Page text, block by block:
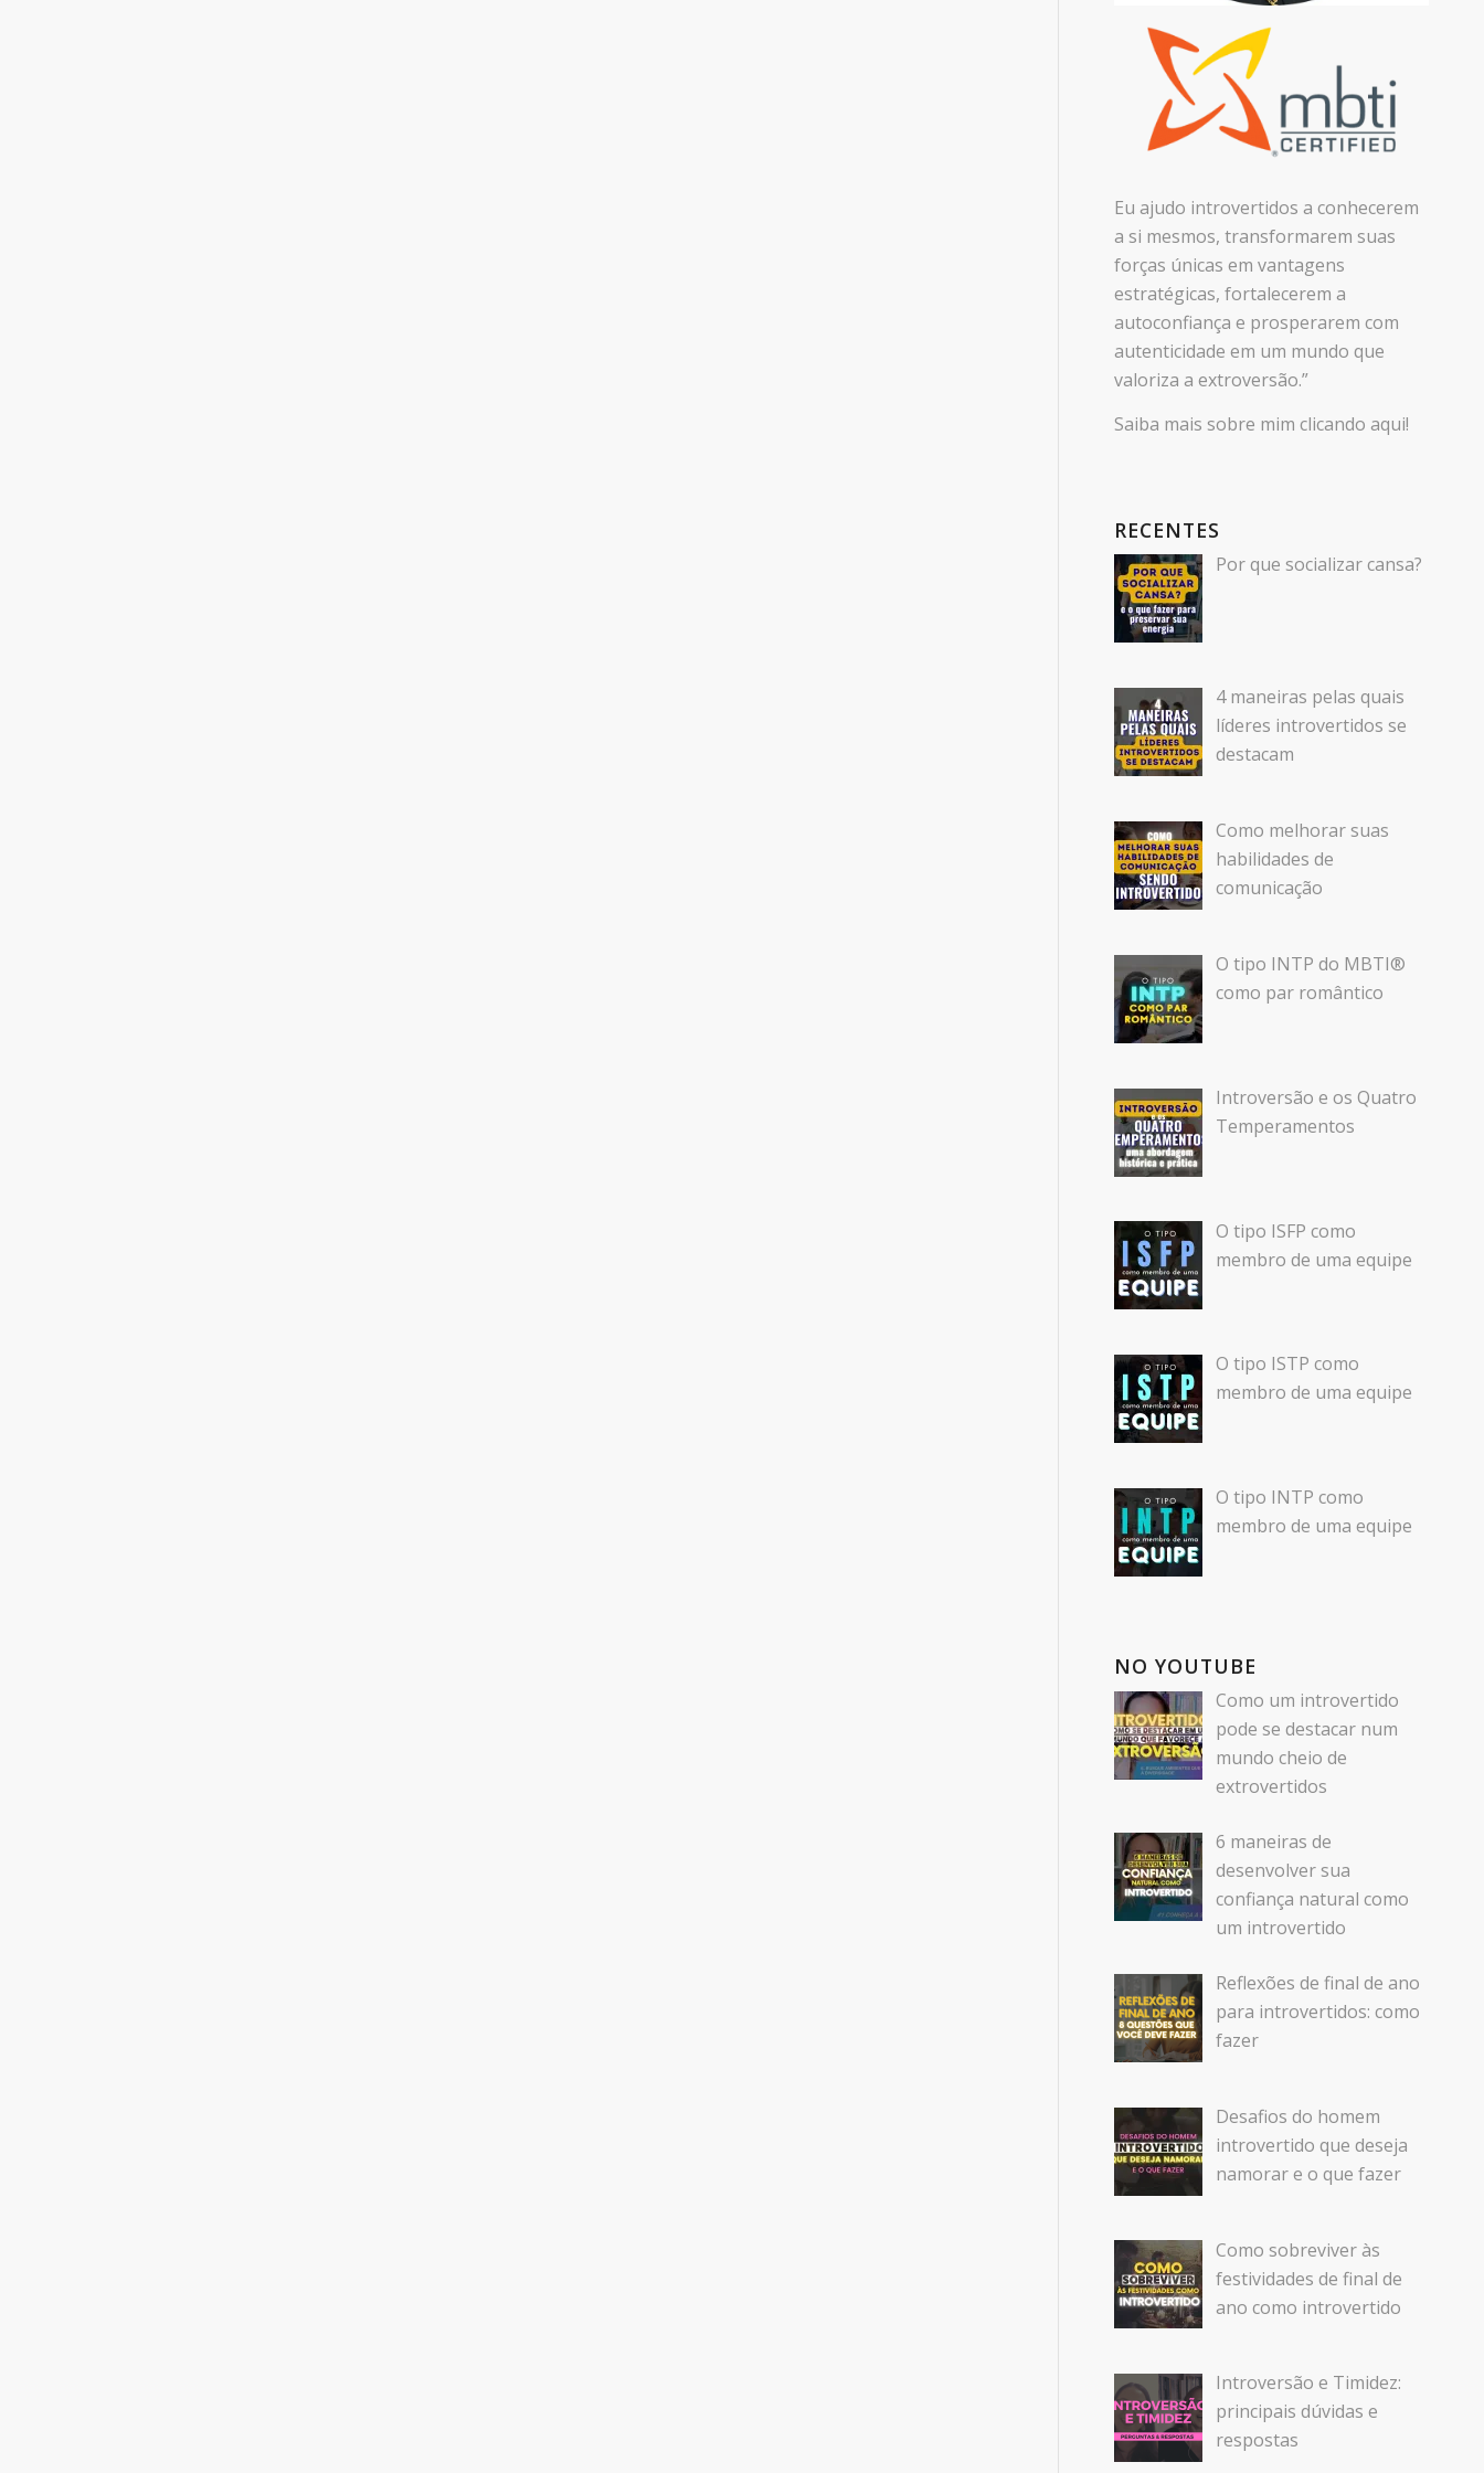
Eu ajudo introvertidos a conhecerem
a si mesmos, transformarem suas
forças únicas em vantagens
estratégicas, fortalecerem a
autoconfiança e prosperarem com
autenticidade em um mundo que
valoriza a extroversão.”
Saiba mais sobre mim clicando aqui!
RECENTES
Por que socializar cansa?
4 maneiras pelas quais
líderes introvertidos se
destacam
Como melhorar suas
habilidades de
comunicação
O tipo INTP do MBTI®
como par romântico
Introversão e os Quatro
Temperamentos
O tipo ISFP como
membro de uma equipe
O tipo ISTP como
membro de uma equipe
O tipo INTP como
membro de uma equipe
NO YOUTUBE
Como um introvertido
pode se destacar num
mundo cheio de
extrovertidos
6 maneiras de
desenvolver sua
confiança natural como
um introvertido
Reflexões de final de ano
para introvertidos: como
fazer
Desafios do homem
introvertido que deseja
namorar e o que fazer
Como sobreviver às
festividades de final de
ano como introvertido
Introversão e Timidez:
principais dúvidas e
respostas